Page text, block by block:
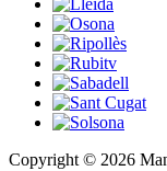
Copyright © 2026